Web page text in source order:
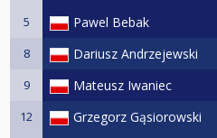
5 Pawel Bebak
8 Dariusz Andrzejewski
9 Mateusz Iwaniec
12 Grzegorz Gąsiorowski